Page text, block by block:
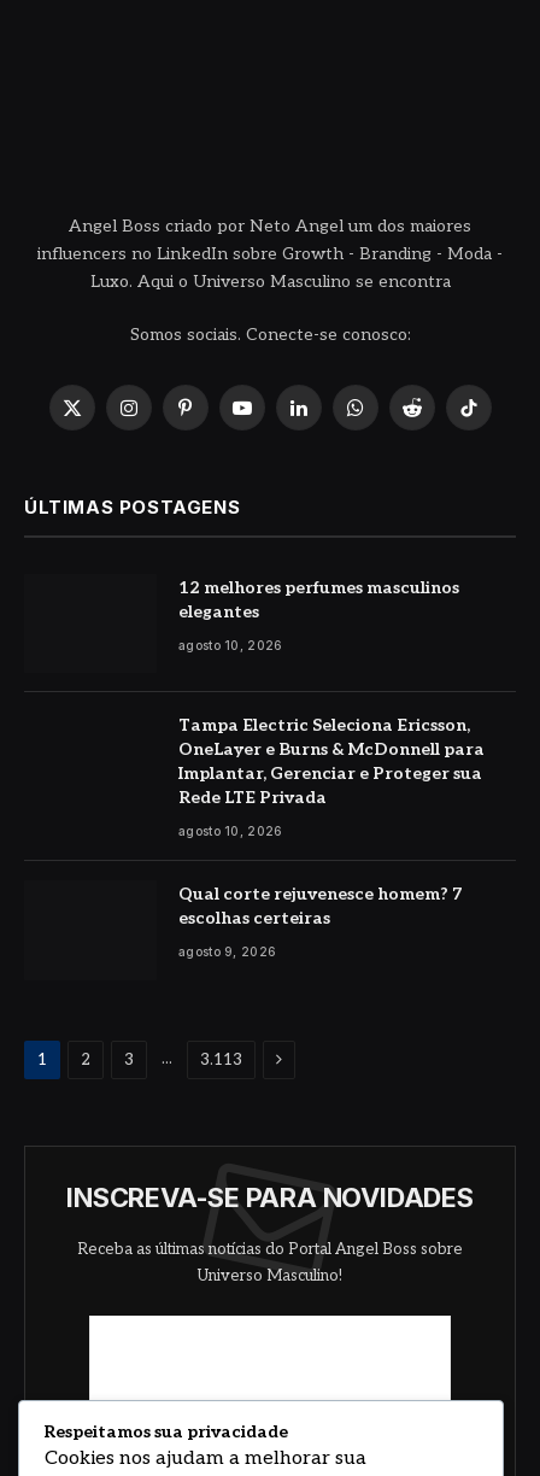
Angel Boss criado por Neto Angel um dos maiores
influencers no LinkedIn sobre Growth - Branding - Moda -
Luxo. Aqui o Universo Masculino se encontra
Somos sociais. Conecte-se conosco:
X
InstagramPinterestYouTubeLinkedInWhatsApp
Reddit TikTok
ÚLTIMAS POSTAGENS
12 melhores perfumes masculinos
elegantes
agosto 10, 2026
Tampa Electric Seleciona Ericsson,
OneLayer e Burns & McDonnell para
Implantar, Gerenciar e Proteger sua
Rede LTE Privada
agosto 10, 2026
Qual corte rejuvenesce homem? 7
escolhas certeiras
agosto 9, 2026
1 2 3 ... 3.113 Proximo
INSCREVA-SE PARA NOVIDADES
Receba as últimas notícias do Portal Angel Boss sobre
Universo Masculino!
Respeitamos sua privacidade
Cookies nos ajudam a melhorar sua